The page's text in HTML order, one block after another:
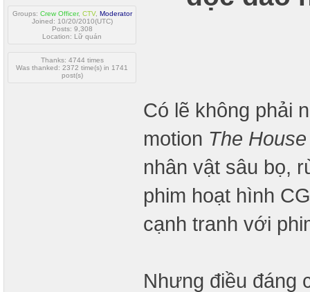
Groups: Crew Officer, CTV, Moderator
Joined: 10/20/2010(UTC)
Posts: 9,308
Location: Lữ quán
Thanks: 4744 times
Was thanked: 2372 time(s) in 1741
post(s)
Có lẽ không phải
motion The House
nhân vật sâu bọ,
phim hoạt hình
cạnh tranh với
Nhưng điều đáng